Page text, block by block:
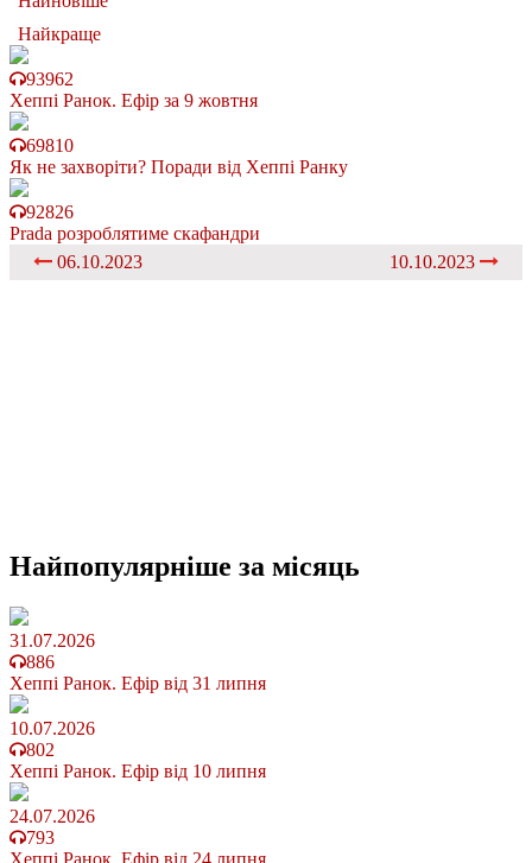
Найкраще
93962
Хеппі Ранок. Ефір за 9 жовтня
69810
Як не захворіти? Поради від Хеппі Ранку
92826
Prada розроблятиме скафандри
06.10.2023
10.10.2023
Найпопулярніше за місяць
31.07.2026
886
Хеппі Ранок. Ефір від 31 липня
10.07.2026
802
Хеппі Ранок. Ефір від 10 липня
24.07.2026
793
Хеппі Ранок. Ефір від 24 липня